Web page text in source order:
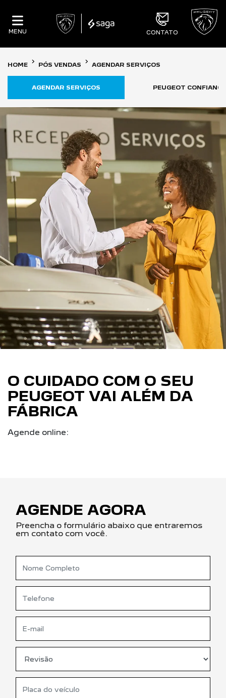
MENU CONTATO
HOME PÓS VENDAS AGENDAR SERVIÇOS
PEUGEOT CONFIANCE
AGENDAR SERVIÇOS
O CUIDADO COM O SEU
PEUGEOT VAI ALÉM DA
FÁBRICA
Agende online:
AGENDE AGORA
Preencha o formulário abaixo que entraremos
em contato com você.